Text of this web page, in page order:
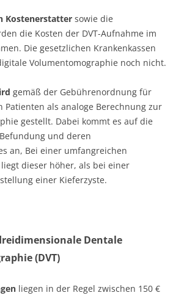
Kostenerstatter sowie die
die Kosten der DVT-Aufnahme im
Die gesetzlichen Krankenkassen
Volumentomographie noch nicht.
gemäß der Gebührenordnung für
Patienten als analoge Berechnung zur
gestellt. Dabei kommt es auf die
und deren
an, Bei einer umfangreichen
dieser höher, als bei einer
einer Kieferzyste.
Dentale
(DVT)
liegen in der Regel zwischen 150 €